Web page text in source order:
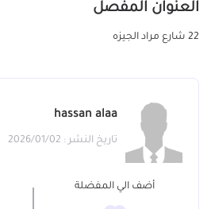
العنوان المفصل
22 شارع مراد الجيزه
hassan alaa
تاريخ النشر : 2026/01/02
أضف الي المفضلة